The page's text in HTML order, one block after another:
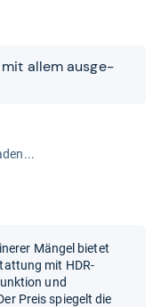
mit allem aus­ge­
Mängel bietet
mit HDR-
und
Preis spiegelt die